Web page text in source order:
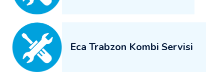
Eca Trabzon Kombi Servisi